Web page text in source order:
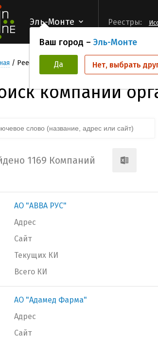
Эль-Монте
Ваш город – Эль-Монте
Да Нет, выбрать
Реестры:
Реестр компаний организаторов КИО
компаний
1169 Компаний
АО "АВВА РУС"
Адрес
Сайт
Текущих КИ
Всего КИ
АО "Адамед Фарма"
Адрес
Сайт